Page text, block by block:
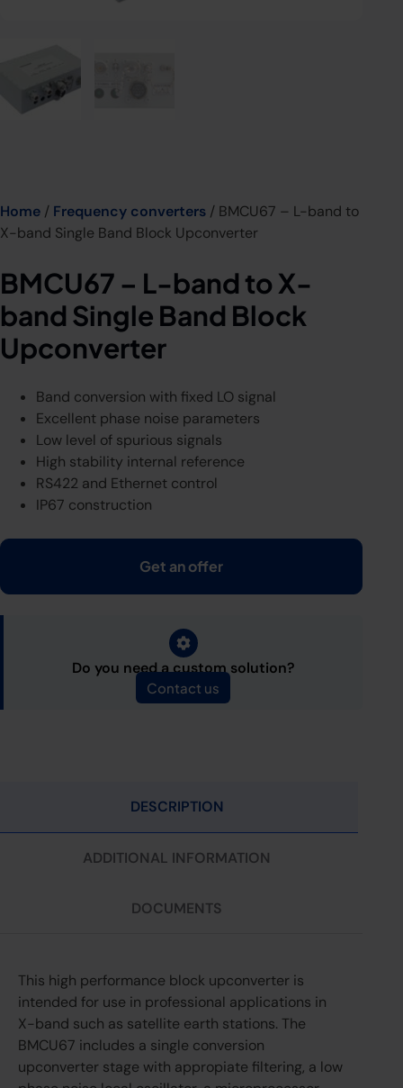
Home / Frequency converters / BMCU67 – L-band to
X-band Single Band Block Upconverter
BMCU67 – L-band to X-
band Single Band Block
Upconverter
Band conversion with fixed LO signal
Excellent phase noise parameters
Low level of spurious signals
High stability internal reference
RS422 and Ethernet control
IP67 construction
Get an offer
Contact us
Do you need a custom solution?
DESCRIPTION
ADDITIONAL INFORMATION
DOCUMENTS
This high performance block upconverter is
intended for use in professional applications in
X-band such as satellite earth stations. The
BMCU67 includes a single conversion
upconverter stage with appropiate filtering, a low